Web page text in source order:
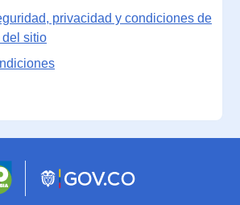
privacidad y condiciones de
del sitio